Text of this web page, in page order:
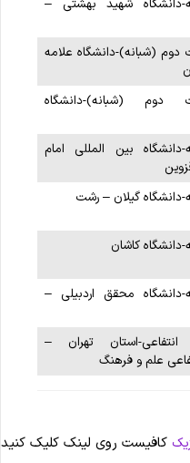
دانشگاه شهید بهشتی –
دوم (شبانه)-دانشگاه علامه
دوم (شبانه)-دانشگاه
دانشگاه بین المللی امام
دانشگاه گیلان – رشت
دانشگاه کاشان
دانشگاه محقق اردبیلی –
انتفاعی-استان تهران –
علم و فرهنگ
کافیست روی لینک کلیک کنید